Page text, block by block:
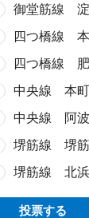
御堂筋線
四つ橋線
四つ橋線
中央線 本
中央線 阿
堺筋線 堺
堺筋線 北
投票する